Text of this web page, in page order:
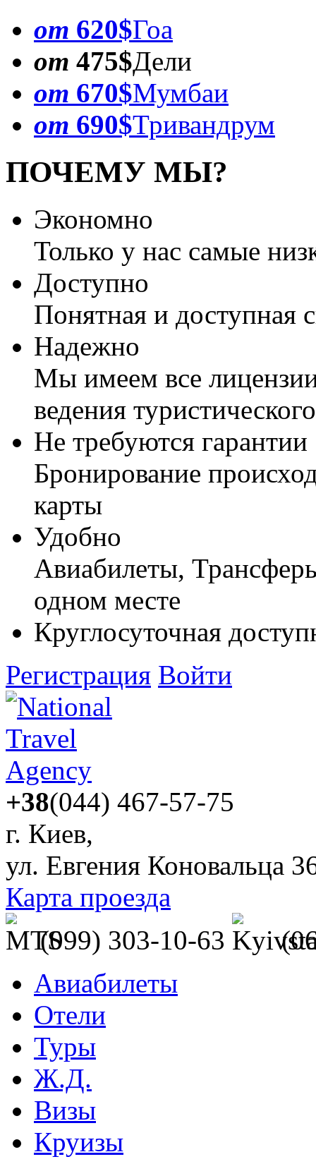
от 620$Гоа
от 475$Дели
от 670$Мумбаи
от 690$Тривандрум
ПОЧЕМУ МЫ?
Экономно
Только у нас самые
Доступно
Понятная и доступная
Надежно
Мы имеем все
ведения
Не требуются гарантии
Бронирование
карты
Удобно
Авиабилеты,
одном месте
Круглосуточная
Регистрация Войти
+38(044) 467-57-75
г. Киев,
ул. Евгения Коновальца
Карта проезда
(099) 303-10-63
Авиабилеты
Отели
Туры
Ж.Д.
Визы
Круизы